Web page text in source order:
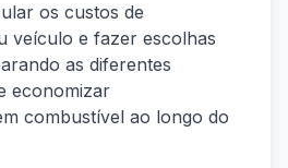
os custos de
veículo e fazer escolhas
as diferentes
economizar
combustível ao longo do